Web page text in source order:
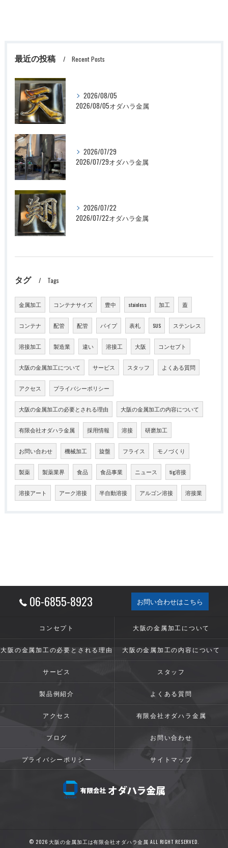
最近の投稿 Recent Posts
2026/08/05
2026/08/05オダハラ金属
2026/07/29
2026/07/29オダハラ金属
2026/07/22
2026/07/22オダハラ金属
タグ Tags
金属加工 コンテナサイズ 豊中 stainless 加工 蓋
コンテナ 配管 配管 パイプ 表札 SUS ステンレス
溶接加工 製造業 違い 溶接工 大阪 コンセプト
大阪の金属加工について サービス スタッフ よくある質問
アクセス プライバシーポリシー
大阪の金属加工の必要とされる理由 大阪の金属加工の内容について
有限会社オダハラ金属 採用情報 溶接 研磨加工
お問い合わせ 機械加工 旋盤 フライス モノづくり
製薬 製薬業界 食品 食品事業 ニュース tig溶接
溶接アート アーク溶接 半自動溶接 アルゴン溶接 溶接業
06-6855-8923 お問い合わせはこちら
コンセプト 大阪の金属加工について
大阪の金属加工の必要とされる理由 大阪の金属加工の内容について
サービス スタッフ
製品例紹介 よくある質問
アクセス 有限会社オダハラ金属
ブログ お問い合わせ
プライバシーポリシー サイトマップ
© 2026 大阪の金属加工は有限会社オダハラ金属 ALL RIGHT RESERVED.